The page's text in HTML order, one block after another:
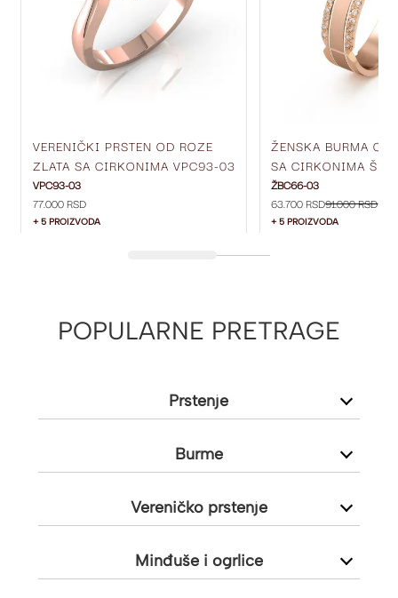
VERENIČKI PRSTEN OD ROZE
ZLATA SA CIRKONIMA VPC93-03
VPC93-03
77.000 RSD
+ 5 PROIZVODA
ŽENSKA BURMA OD
SA CIRKONIMA
ŽBC66-03
ŽBC66-03
63.700 RSD91.000 RSD
+ 5 PROIZVODA
POPULARNE PRETRAGE
Prstenje
Burme
Vereničko prstenje
Minđuše i ogrlice